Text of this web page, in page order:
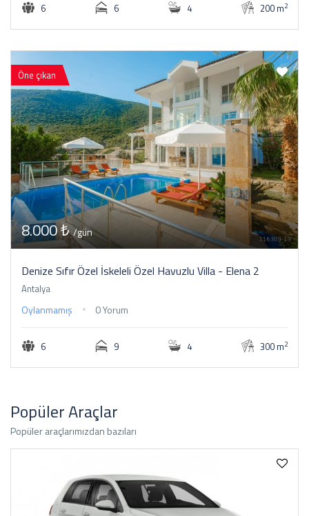
6 6 4 200 m2
Öne çıkan
8.000 ₺/gün
Denize Sıfır Özel İskeleli Özel Havuzlu Villa - Elena 2
Antalya
Oylanmamış 0 Yorum
6 9 4 300 m2
Popüler Araçlar
Popüler araçlarımızdan bazıları